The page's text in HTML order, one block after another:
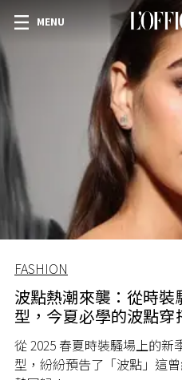
MENU
FASHION
波點熱潮來襲：從時
型，今夏必學的波點穿
從 2025 春夏時裝騷場上的
型，紛紛預告了「波點」這